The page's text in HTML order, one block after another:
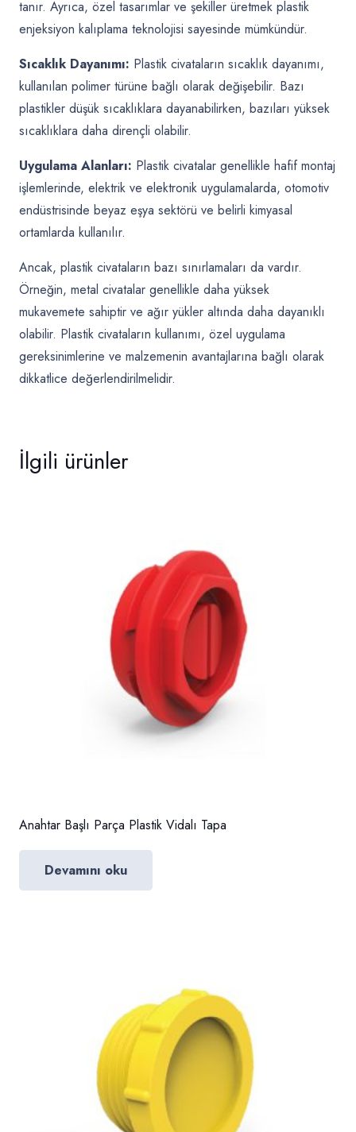
tanır. Ayrıca, özel tasarımlar ve şekiller üretmek plastik
enjeksiyon kalıplama teknolojisi sayesinde mümkündür.
Sıcaklık Dayanımı: Plastik civataların sıcaklık dayanımı,
kullanılan polimer türüne bağlı olarak değişebilir. Bazı
plastikler düşük sıcaklıklara dayanabilirken, bazıları yüksek
sıcaklıklara daha dirençli olabilir.
Uygulama Alanları: Plastik civatalar genellikle hafif montaj
işlemlerinde, elektrik ve elektronik uygulamalarda, otomotiv
endüstrisinde beyaz eşya sektörü ve belirli kimyasal
ortamlarda kullanılır.
Ancak, plastik civataların bazı sınırlamaları da vardır.
Örneğin, metal civatalar genellikle daha yüksek
mukavemete sahiptir ve ağır yükler altında daha dayanıklı
olabilir. Plastik civataların kullanımı, özel uygulama
gereksinimlerine ve malzemenin avantajlarına bağlı olarak
dikkatlice değerlendirilmelidir.
İlgili ürünler
Anahtar Başlı Parça Plastik Vidalı Tapa
Devamını oku